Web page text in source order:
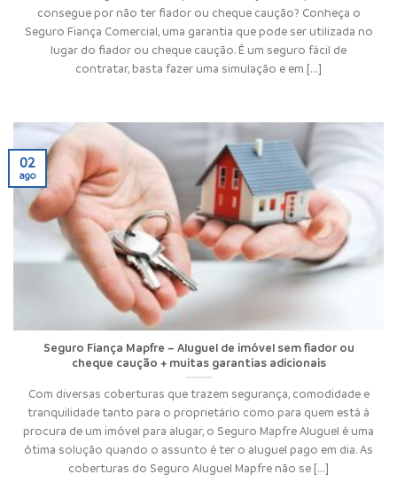
consegue por não ter fiador ou cheque caução? Conheça o
Seguro Fiança Comercial, uma garantia que pode ser utilizada no
lugar do fiador ou cheque caução. É um seguro fácil de
contratar, basta fazer uma simulação e em [...]
Seguro Fiança Mapfre – Aluguel de imóvel sem fiador ou
cheque caução + muitas garantias adicionais
Com diversas coberturas que trazem segurança, comodidade e
tranquilidade tanto para o proprietário como para quem está à
procura de um imóvel para alugar, o Seguro Mapfre Aluguel é uma
ótima solução quando o assunto é ter o aluguel pago em dia. As
coberturas do Seguro Aluguel Mapfre não se [...]
02
ago